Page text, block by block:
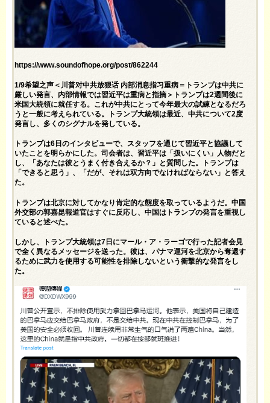
https://www.soundofhope.org/post/862244
1/9希望之声＜川普对中共放狠话 内部消息指习重病＝トランプは中共に
厳しい発言、内部情報では習近平は重病と指摘＞トランプは2週間後に
米国大統領に就任する。これが中共にとって今年最大の試練となるだろ
うと一般に考えられている。トランプ大統領は最近、中共について2度
発言し、多くのシグナルを発している。
トランプは6日のインタビューで、スタッフを通じて習近平と協議して
いたことを明らかにした。司会者は、習近平は「扱いにくい」人物だと
し、「あなたは彼とうまく付き合えるか？」と質問した。トランプは
「できると思う」、「だが、それは双方向でなければならない」と答え
た。
トランプは北京に対してかなり肯定的な態度を取っているようだ。中国
外交部の郭嘉昆報道官はすぐに反応し、中国はトランプの発言を重視し
ていると述べた。
しかし、トランプ大統領は7日にマール・ア・ラーゴで行った記者会見
で全く異なるメッセージを送った。彼は、パナマ運河を北京から奪還す
るために武力を使用する可能性を排除しないという衝撃的な発言をし
た。